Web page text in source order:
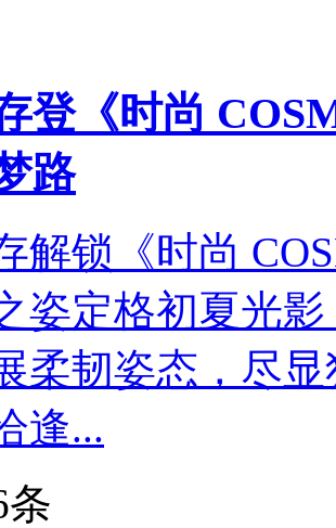
登《时尚
路
解锁《时尚
姿定格初夏光
柔韧姿态，尽
逢...
条